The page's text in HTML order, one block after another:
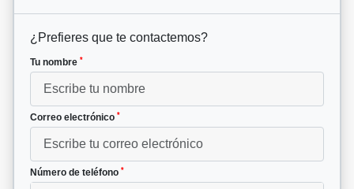
¿Prefieres que te contactemos?
Tu nombre *
Correo electrónico *
Número de teléfono *